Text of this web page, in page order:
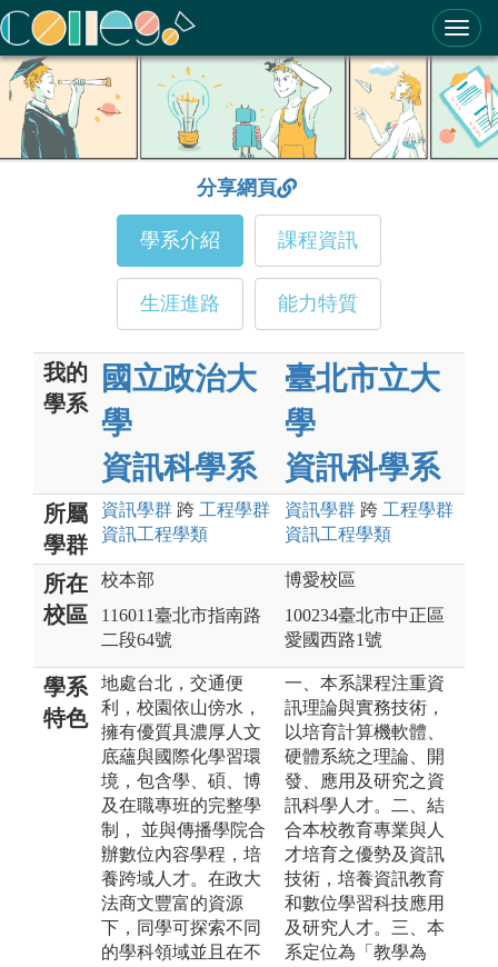
ColleGo! 大學選才與高中育才輔助系統
分享網頁
學系介紹 課程資訊
生涯進路 能力特質
我的
學系
國立政治大
學
資訊科學系
臺北市立大
學
資訊科學系
所屬
學群
資訊學群 跨 工程學群
資訊工程學類
資訊學群 跨 工程學群
資訊工程學類
所在
校區
校本部
116011臺北市指南路
二段64號
博愛校區
100234臺北市中正區
愛國西路1號
學系
特色
地處台北，交通便
利，校園依山傍水，
擁有優質具濃厚人文
底蘊與國際化學習環
境，包含學、碩、博
及在職專班的完整學
制， 並與傳播學院合
辦數位內容學程，培
養跨域人才。在政大
法商文豐富的資源
下，同學可探索不同
的學科領域並且在不
一、本系課程注重資
訊理論與實務技術，
以培育計算機軟體、
硬體系統之理論、開
發、應用及研究之資
訊科學人才。二、結
合本校教育專業與人
才培育之優勢及資訊
技術，培養資訊教育
和數位學習科技應用
及研究人才。三、本
系定位為「教學為